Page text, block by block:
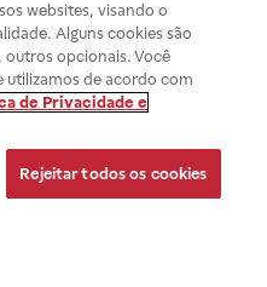
websites, visando o
Alguns cookies são
outros opcionais. Você
utilizamos de acordo com
de Privacidade e
Rejeitar todos os cookies